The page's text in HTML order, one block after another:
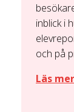
inblick i
och på
Läs